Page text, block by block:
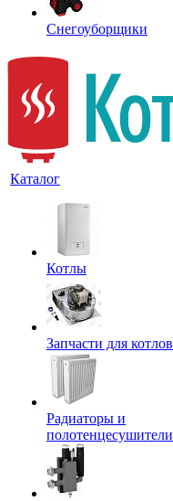
Снегоуборщики
Каталог
Котлы
Запчасти для котлов
Радиаторы и
полотенцесушители